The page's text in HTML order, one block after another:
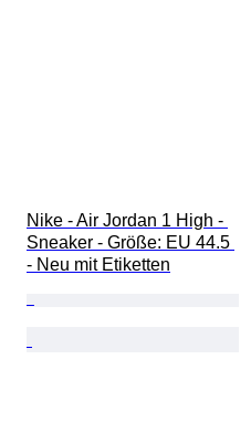
Nike - Air Jordan 1 High -
Sneaker - Größe: EU 44.5
- Neu mit Etiketten